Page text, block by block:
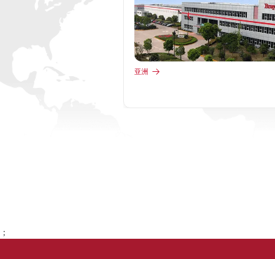
亚洲
；